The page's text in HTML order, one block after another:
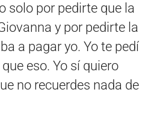
solo por pedirte que la
y por pedirte la
a pagar yo. Yo te pedí
eso. Yo sí quiero
no recuerdes nada de